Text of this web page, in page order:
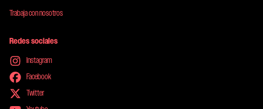
Trabaja con nosotros
Redes sociales
Instagram
Facebook
Twitter